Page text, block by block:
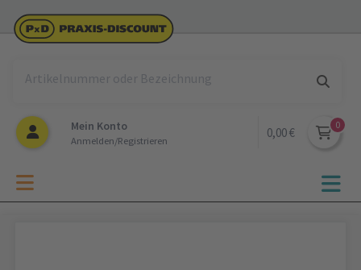
Mein Konto
Anmelden/Registrieren
0,00 €